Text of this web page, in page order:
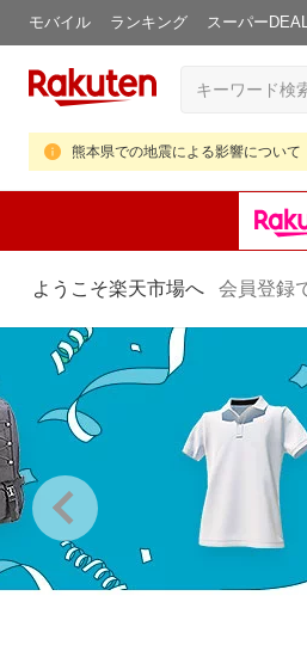
モバイル ランキング スーパー
熊本県での地震による影響について
ようこそ楽天市場へ 会員登録